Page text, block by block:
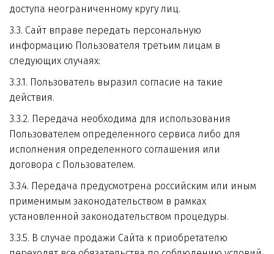
доступа неограниченному кругу лиц.
3.3. Сайт вправе передать персональную
информацию Пользователя третьим лицам в
следующих случаях:
3.3.1. Пользователь выразил согласие на такие
действия.
3.3.2. Передача необходима для использования
Пользователем определенного сервиса либо для
исполнения определенного соглашения или
договора с Пользователем.
3.3.4. Передача предусмотрена российским или иным
применимым законодательством в рамках
установленной законодательством процедуры.
3.3.5. В случае продажи Сайта к приобретателю